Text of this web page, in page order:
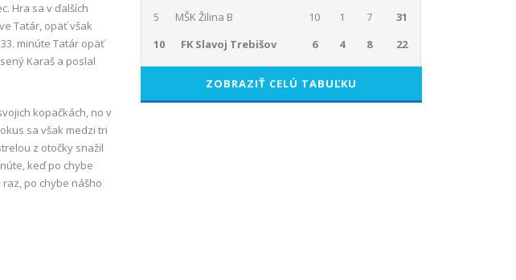
Hra sa v ďalších
Tatár, opäť však
minúte Tatár opäť
Karaš a poslal
kopačkách, no v
sa však medzi tri
z otočky snažil
keď po chybe
po chybe nášho
5
MŠK Žilina B 10 1 7
31
10
FK Slavoj Trebišov 6 4 8 22
ZOBRAZIŤ CELÚ TABUĽKU